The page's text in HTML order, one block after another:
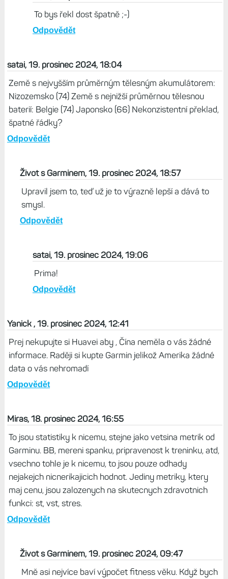
Jsou bohatí a jsou v klidu, řekl bych...
Odpovědět
satai, 20. prosinec 2024, 12:15
To bys řekl dost špatně ;-)
satai, 19. prosinec 2024, 18:04
Země s nejvyšším průměrným tělesným akumulátorem:
Nizozemsko (74) Země s nejnižší průměrnou tělesnou
špatné řádky?
Upravil jsem to, teď už je to výrazně lepší a dává to
smysl.
Odpovědět
satai, 19. prosinec 2024, 19:06
Odpovědět
Yanick , 19. prosinec 2024, 12:41
Prej nekupujte si Huavei aby , Čína neměla o vás žádné
informace. Raději si kupte Garmin jelikož Amerika žádné
data o vás nehromadí
Miras, 18. prosinec 2024, 16:55